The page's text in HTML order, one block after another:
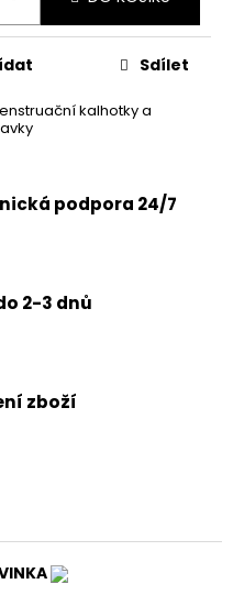
kalhotky a
Sdílet
podpora 24/7
2-3 dnů
zboží